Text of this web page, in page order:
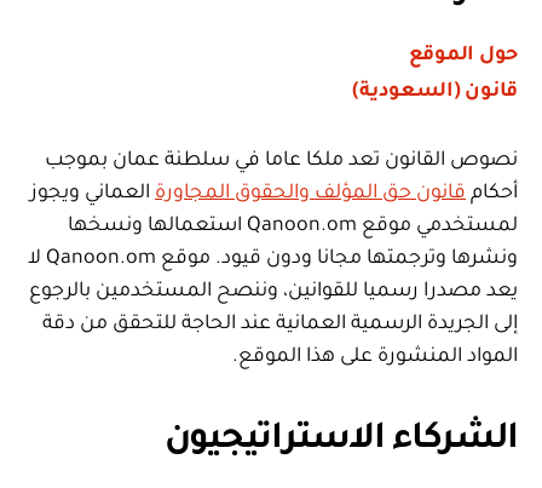
حول الموقع
قانون (السعودية)
نصوص القانون تعد ملكا عاما في سلطنة عمان بموجب
أحكام قانون حق المؤلف والحقوق المجاورة العماني ويجوز
لمستخدمي موقع Qanoon.om استعمالها ونسخها
ونشرها وترجمتها مجانا ودون قيود. موقع Qanoon.om لا
يعد مصدرا رسميا للقوانين، وننصح المستخدمين بالرجوع
إلى الجريدة الرسمية العمانية عند الحاجة للتحقق من دقة
المواد المنشورة على هذا الموقع.
الشركاء الاستراتيجيون